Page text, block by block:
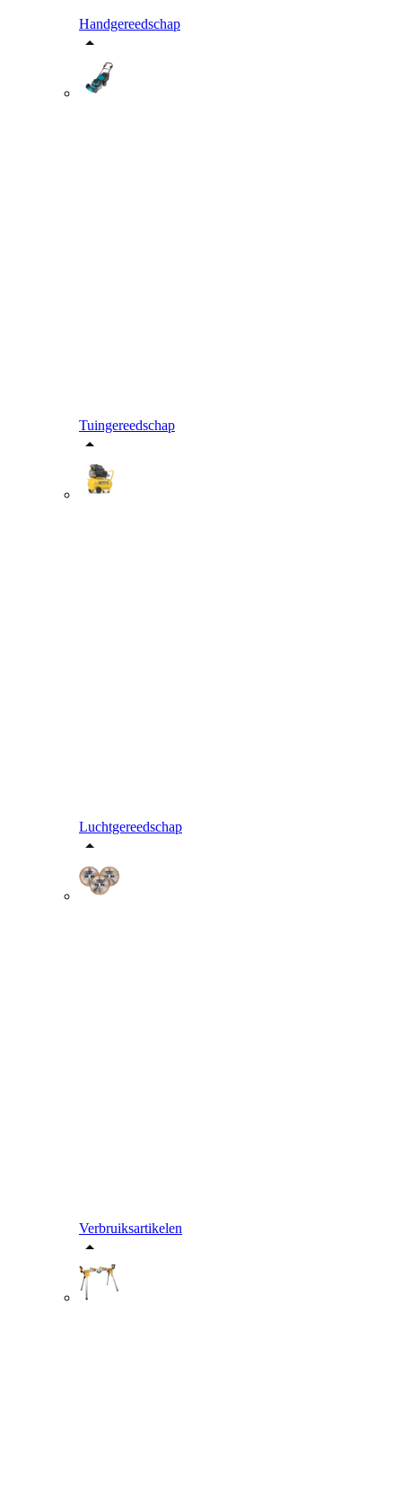
Handgereedschap
Tuingereedschap
Luchtgereedschap
Verbruiksartikelen